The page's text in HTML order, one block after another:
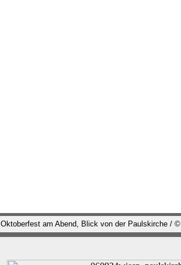
Oktoberfest am Abend, Blick von der Paulskirche /